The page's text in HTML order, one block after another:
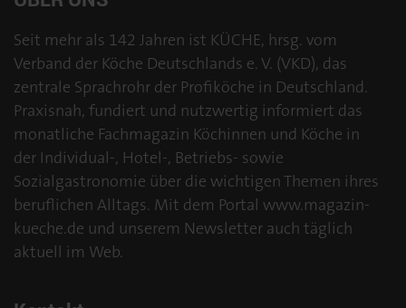
Seit mehr als 142 Jahren ist KÜCHE, hrsg. vom
Verband der Köche Deutschlands e. V. (VKD), das
zentrale Sprachrohr der Profiköche in Deutschland.
Praxisnah, fundiert und nutzwertig informiert das
monatliche Fachmagazin Köchinnen und Köche in
der Individual-, Hotel-, Betriebs- sowie
Sozialgastronomie über die wichtigen Themen ihres
beruflichen Alltags. Mit dem Portal www.magazin-
kueche.de und unserem Newsletter auch täglich
aktuell im Web.